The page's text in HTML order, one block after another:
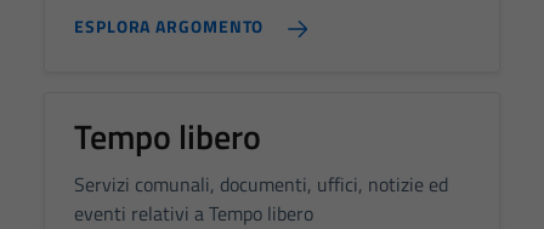
ESPLORA ARGOMENTO
Tempo libero
Servizi comunali, documenti, uffici, notizie ed
eventi relativi a Tempo libero